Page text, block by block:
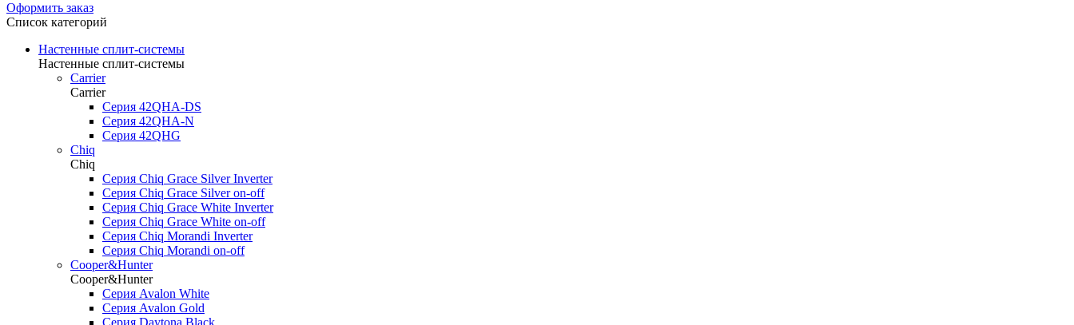
Оформить заказ
Список категорий
Настенные сплит-системы
Настенные сплит-системы
Carrier
Carrier
Серия 42QHA-DS
Серия 42QHA-N
Серия 42QHG
Chiq
Chiq
Серия Chiq Grace Silver Inverter
Серия Chiq Grace Silver on-off
Серия Chiq Grace White Inverter
Серия Chiq Grace White on-off
Серия Chiq Morandi Inverter
Серия Chiq Morandi on-off
Cooper&Hunter
Cooper&Hunter
Cерия Avalon White
Серия Avalon Gold
Серия Daytona Black